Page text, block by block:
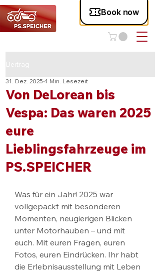
Von DeLorean bis
Vespa: Das waren 2025
eure
Lieblingsfahrzeuge im
PS.SPEICHER
31. Dez. 2025 4 Min. Lesezeit
Was für ein Jahr! 2025 war
vollgepackt mit besonderen
Momenten, neugierigen Blicken
unter Motorhauben – und mit
euch. Mit euren Fragen, euren
Fotos, euren Eindrücken. Ihr habt
die Erlebnisausstellung mit Leben